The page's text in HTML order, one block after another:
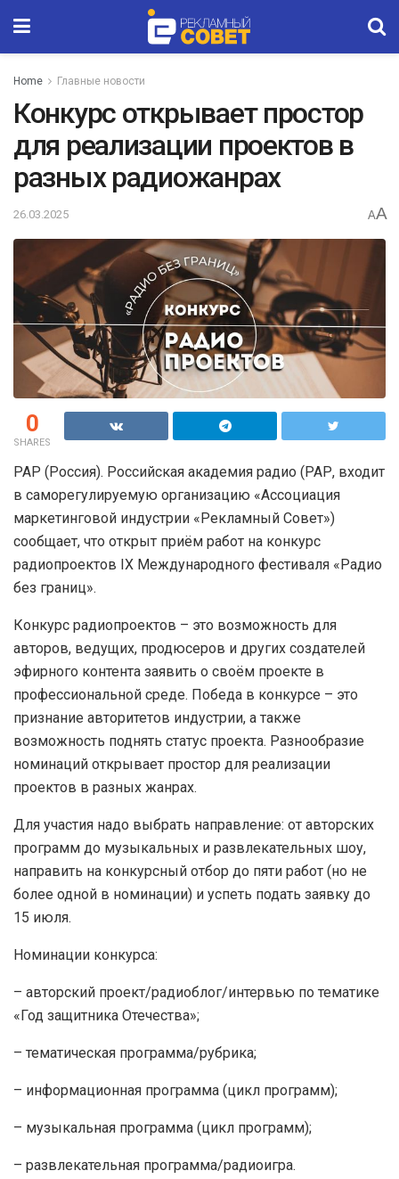
Home Главные новости
Конкурс открывает простор
для реализации проектов в
разных радиожанрах
26.03.2025 AA
0
SHARES
РАР (Россия). Российская академия радио (РАР, входит
в саморегулируемую организацию «Ассоциация
маркетинговой индустрии «Рекламный Совет»)
сообщает, что открыт приём работ на конкурс
радиопроектов IX Международного фестиваля «Радио
без границ».
Конкурс радиопроектов – это возможность для
авторов, ведущих, продюсеров и других создателей
эфирного контента заявить о своём проекте в
профессиональной среде. Победа в конкурсе – это
признание авторитетов индустрии, а также
возможность поднять статус проекта. Разнообразие
номинаций открывает простор для реализации
проектов в разных жанрах.
Для участия надо выбрать направление: от авторских
программ до музыкальных и развлекательных шоу,
направить на конкурсный отбор до пяти работ (но не
более одной в номинации) и успеть подать заявку до
15 июля.
Номинации конкурса:
– авторский проект/радиоблог/интервью по тематике
«Год защитника Отечества»;
– тематическая программа/рубрика;
– информационная программа (цикл программ);
– музыкальная программа (цикл программ);
– развлекательная программа/радиоигра.